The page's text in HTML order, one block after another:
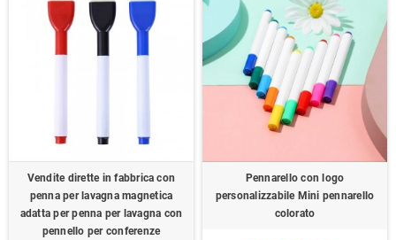
Vendite dirette in fabbrica con
penna per lavagna magnetica
adatta per penna per lavagna con
pennello per conferenze
Pennarello con logo
personalizzabile Mini pennarello
colorato